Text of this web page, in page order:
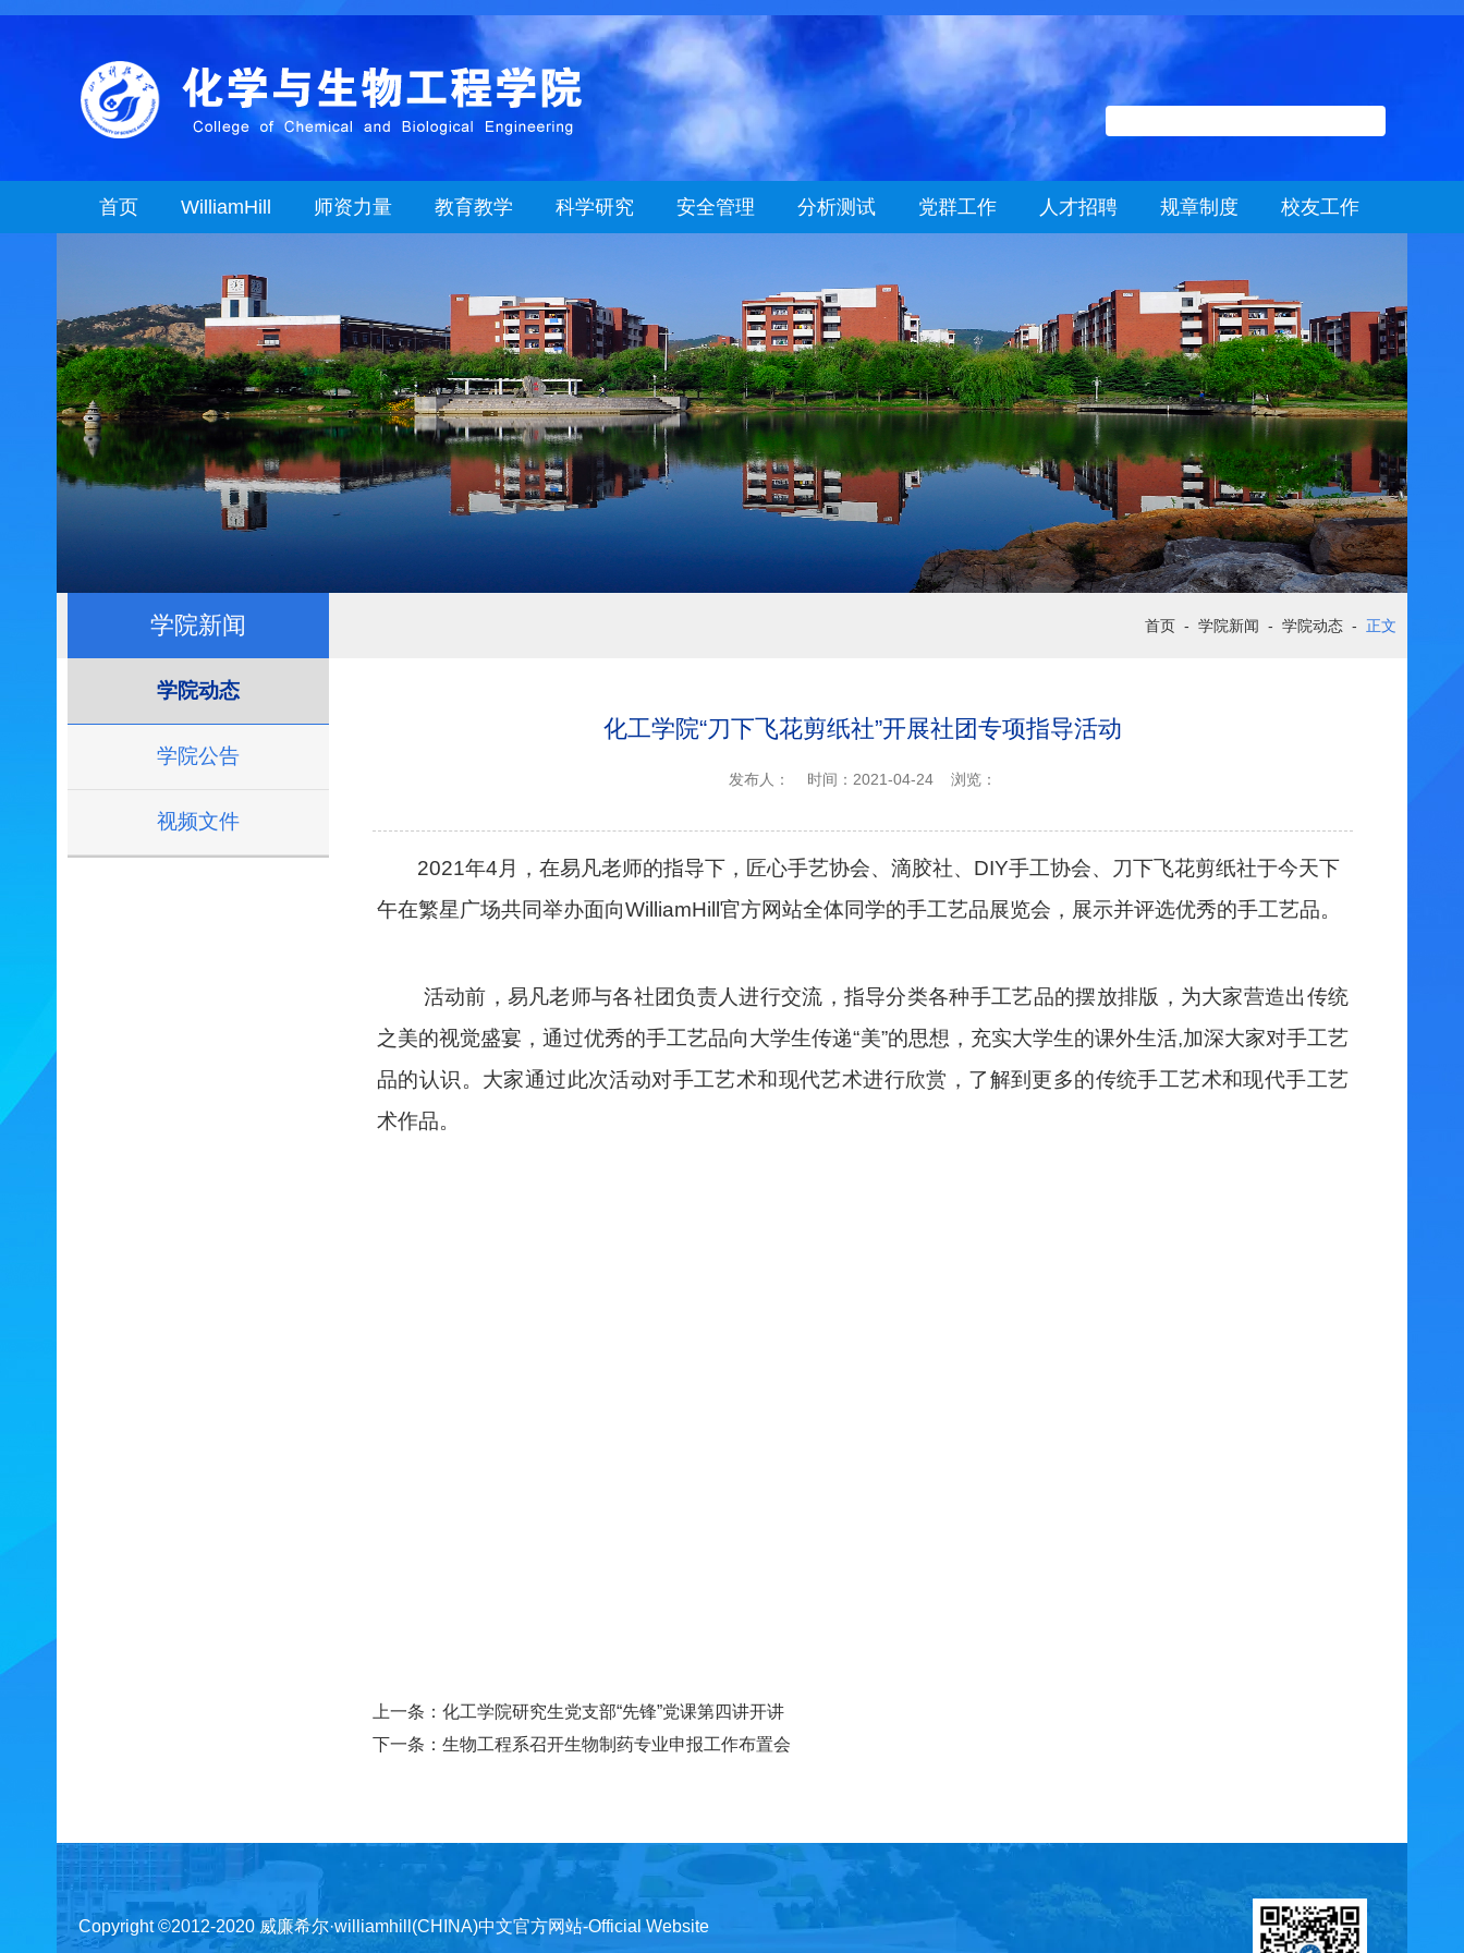
首页 WilliamHill 师资力量 教育教学 科学研究 安全管理 分析测试 党群工作 人才招聘 规章制度 校友工作
学院新闻 首页 - 学院新闻 - 学院动态 - 正文
学院动态
学院公告
视频文件
化工学院“刀下飞花剪纸社”开展社团专项指导活动
发布人： 时间：2021-04-24 浏览：
2021年4 月，在易凡老师的指导下，匠心手艺协会、滴胶社、 DIY手工协会、刀下飞花剪纸社于今天下
午在繁星广场共同举办面向WilliamHill官方网站全体同学的手工艺品展览会，展示并评选优秀的手工艺品。
活动前，易凡老师与各社团负责人进行交流，指导分类各种手工艺品的摆放排版，为大家营造出传统
之美的视觉盛宴，通过优秀的手工艺品向大学生传递“美”的思想，充实大学生的课外生活,加深大家对手工艺
品的认识。大家通过此次活动对手工艺术和现代艺术进行欣赏，了解到更多的传统手工艺术和现代手工艺
术作品。
上一条： 化工学院研究生党支部“先锋”党课第四讲开讲
下一条： 生物工程系召开生物制药专业申报工作布置会
Copyright ©2012-2020 威廉希尔·williamhill(CHINA)中文官方网站-Official Website